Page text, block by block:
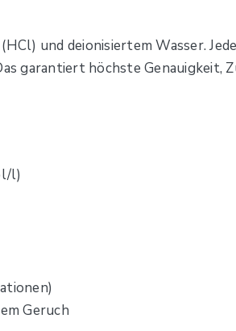
und deionisiertem Wasser.
garantiert höchste Genauigkeit,
l)
Geruch